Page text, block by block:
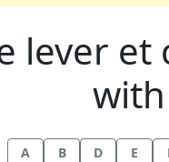
lever
A B D E